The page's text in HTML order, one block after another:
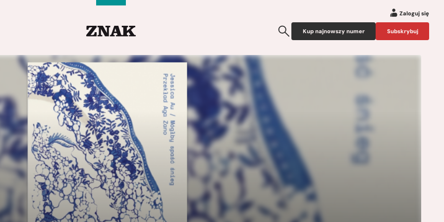
Zaloguj się
Kup najnowszy numer Subskrybuj